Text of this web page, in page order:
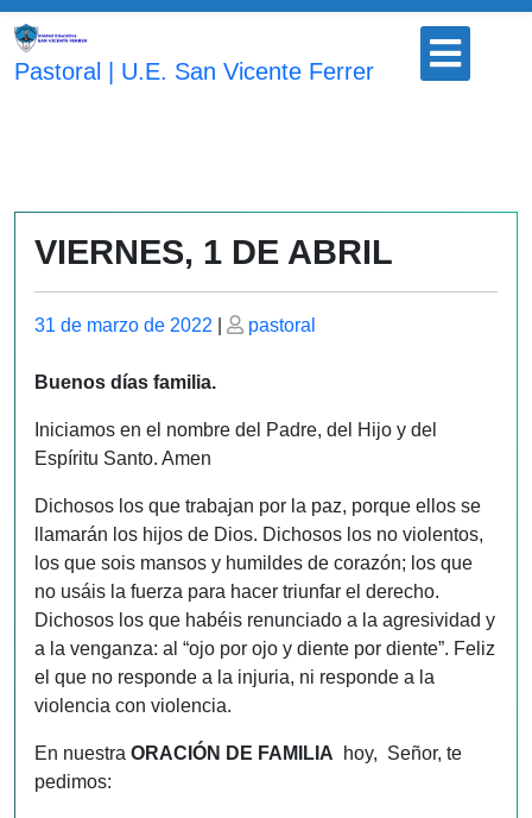
Saltar
contenido
Pastoral | U.E. San Vicente Ferrer
Botón
abrir
VIERNES, 1 DE ABRIL
Publicado
31 de marzo de 2022
Publicado
pastoral
Buenos días familia.
Iniciamos en el nombre del Padre, del Hijo y del
Espíritu Santo. Amen
Dichosos los que trabajan por la paz, porque ellos se
llamarán los hijos de Dios. Dichosos los no violentos,
los que sois mansos y humildes de corazón; los que
no usáis la fuerza para hacer triunfar el derecho.
Dichosos los que habéis renunciado a la agresividad y
a la venganza: al “ojo por ojo y diente por diente”. Feliz
el que no responde a la injuria, ni responde a la
violencia con violencia.
En nuestra ORACIÓN DE FAMILIA hoy, Señor, te
pedimos: